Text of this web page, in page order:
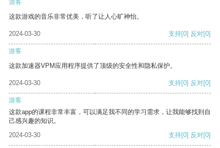
游客
这款游戏的音乐非常优美，听了让人心旷神怡。
2024-03-30 支持[0] 反对[0]
游客
这款加速器VPM应用程序提供了顶级的安全性和隐私保护。
2024-03-30 支持[0] 反对[0]
游客
这款app的课程非常丰富，可以满足我不同的学习需求，让我能够找到自
己感兴趣的知识。
2024-03-30
支持[0] 反对[0]